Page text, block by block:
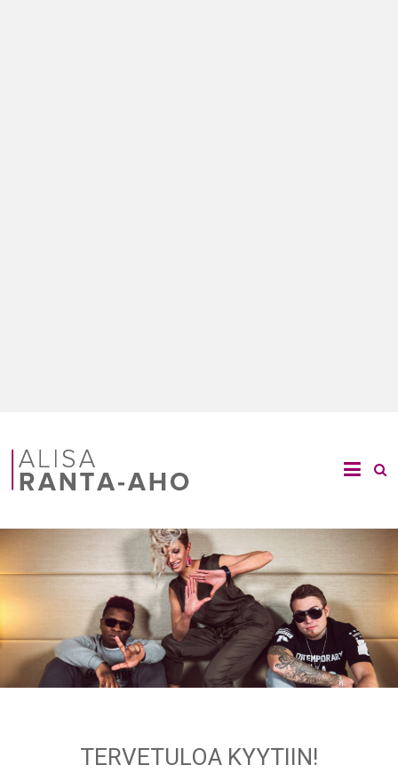
TERVETULOA KYYTIIN!